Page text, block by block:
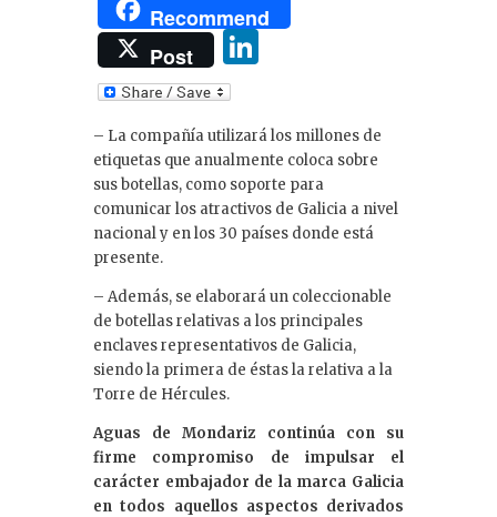
Recommend
Post
k
e
dI
n
– La compañía utilizará los millones de
etiquetas que anualmente coloca sobre
sus botellas, como soporte para
comunicar los atractivos de Galicia a nivel
nacional y en los 30 países donde está
presente.
– Además, se elaborará un coleccionable
de botellas relativas a los principales
enclaves representativos de Galicia,
siendo la primera de éstas la relativa a la
Torre de Hércules.
Aguas de Mondariz continúa con su
firme compromiso de impulsar el
carácter embajador de la marca Galicia
en todos aquellos aspectos derivados